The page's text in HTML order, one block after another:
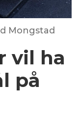
Mongstad
vil ha
på